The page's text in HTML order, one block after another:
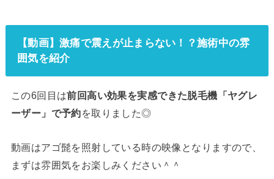
【動画】激痛で震えが止まらない！？施術中の雰
囲気を紹介
この6回目は前回高い効果を実感できた脱毛機「ヤグレ
ーザー」で予約を取りました◎
動画はアゴ髭を照射している時の映像となりますので、
まずは雰囲気をお楽しみください＾＾